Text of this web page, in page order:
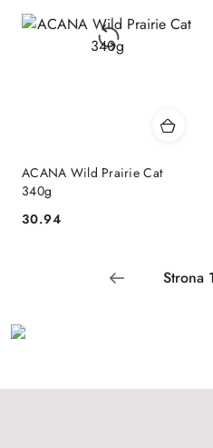
ACANA Wild Prairie Cat
340g
Cena:
30.94